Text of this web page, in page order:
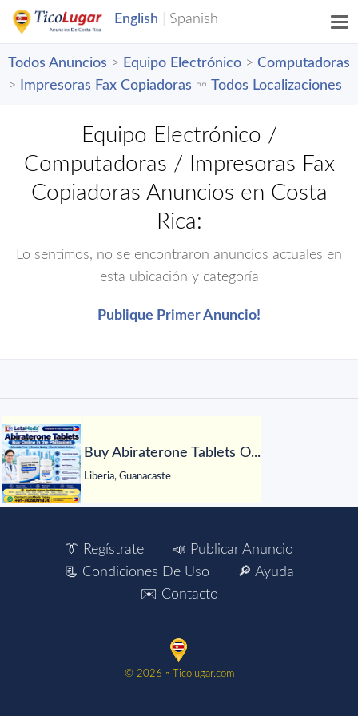
Todos Anuncios > Equipo Electrónico > Computadoras
>
Impresoras Fax Copiadoras ▫️▫️ Todos Localizaciones
Equipo Electrónico /
Computadoras / Impresoras Fax
Copiadoras Anuncios en Costa
Rica:
Lo sentimos, no se encontraron anuncios actuales en
esta ubicación y categoría
Publique Primer Anuncio!
Buy Abiraterone Tablets O...
Liberia, Guanacaste
👔 Regístrate
📣 Publicar Anuncio
📃 Condiciones De Uso
🔎 Ayuda
✉️ Contacto
©️ 2026 ▫️ Ticolugar.com